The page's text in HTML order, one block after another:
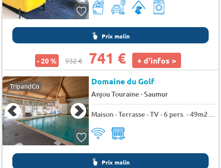
Prix malin
- 20 % 932 € 741 € + d'infos >
TripandCo Domaine du Golf
Anjou Touraine-Saumur
Maison - Terrasse - TV - 6 pers. - 49m2 - Animaux admis
Prix malin